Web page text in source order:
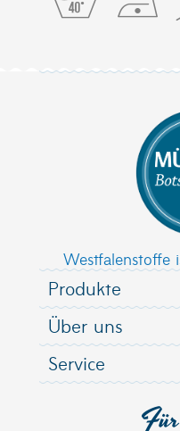
Westfalenstoffe
Produkte
Über uns
Service